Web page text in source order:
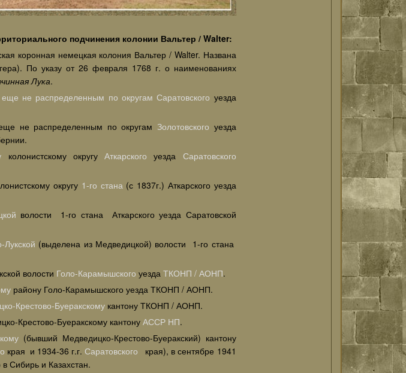
подчинения колонии Вальтер / Walter:
коронная немецкая колония Вальтер / Walter. Названа
По указу от 26 февраля 1768 г. о наименованиях
Лука.
не распределенным по округам Саратовского уезда
не распределенным по округам Золотовского уезда
колонистскому округуАткарского уезда Саратовского
округу 1-го стана (с 1837г.) Аткарского уезда
волости 1-го стана Аткарского уезда Саратовской
Лукской (выделена из Медведицкой) волости 1-го стана
волости Голо-Карамышского уезда ТКОНП / АОНП.
району Голо-Карамышского уезда ТКОНП / АОНП.
Крестово-Буеракскомукантону ТКОНП / АОНП.
Крестово-Буеракскому кантонуАССР НП.
(бывший Медведицко-Крестово-Буеракский) кантону
края и 1934-36 г.г.Саратовского края), в сентябре 1941
Сибирь и Казахстан.